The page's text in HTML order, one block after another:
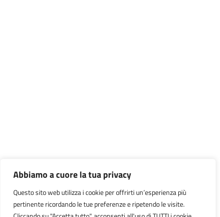
Abbiamo a cuore la tua privacy
Questo sito web utilizza i cookie per offrirti un’esperienza più
pertinente ricordando le tue preferenze e ripetendo le visite.